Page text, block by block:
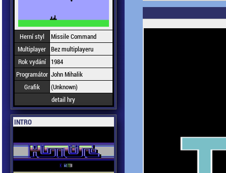
Herní styl
Missile Command
Multiplayer Bez multiplayeru
Rok vydání
1984
Programátor John Mihalik
Grafik
(Unknown)
detail hry
INTRO